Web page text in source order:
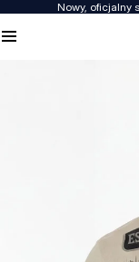
Nowy, oficjalny